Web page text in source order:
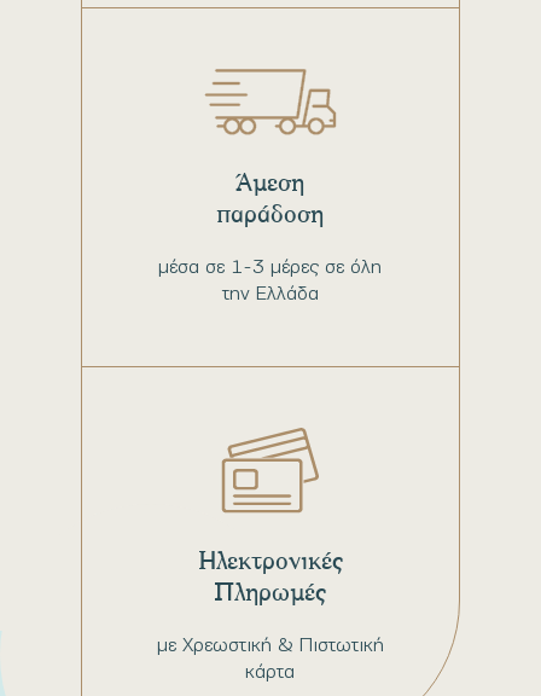
μέσα σε 1-3 μέρες σε όλη
την Ελλάδα
Άμεση
παράδοση
με Χρεωστική & Πιστωτική
κάρτα
Ηλεκτρονικές
Πληρωμές